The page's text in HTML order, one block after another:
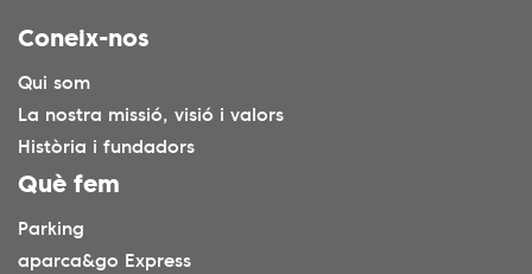
Coneix-nos
Qui som
La nostra missió, visió i valors
Història i fundadors
Què fem
Parking
aparca&go Express